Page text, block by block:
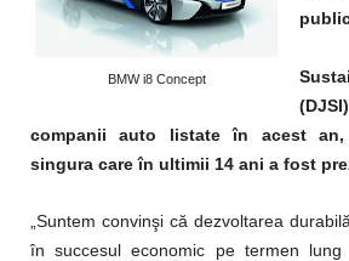
BMW i8 Concept
companii auto listate în acest an,
singura care în ultimii 14 ani a fost
„Suntem convinşi că dezvoltarea
în succesul economic pe termen